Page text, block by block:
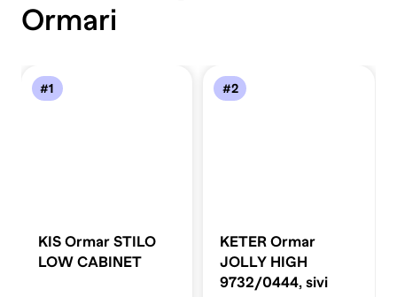
Ormari
#1
KIS Ormar STILO
LOW CABINET
#2
KETER Ormar
JOLLY HIGH
9732/0444, sivi